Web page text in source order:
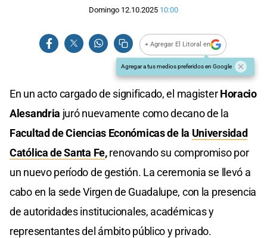
Domingo 12.10.2025 10:00
+ Agregar El Litoral en
Agregar a tus medios preferidos en Google
En un acto cargado de significado, el magisterHoracio
Alesandria juró nuevamente como decano de la
Facultad de Ciencias Económicas de la Universidad
Católica de Santa Fe,renovando su compromiso por
un nuevo período de gestión. La ceremonia se llevó a
cabo en la sede Virgen de Guadalupe, con la presencia
de autoridades institucionales, académicas y
representantes del ámbito público y privado.